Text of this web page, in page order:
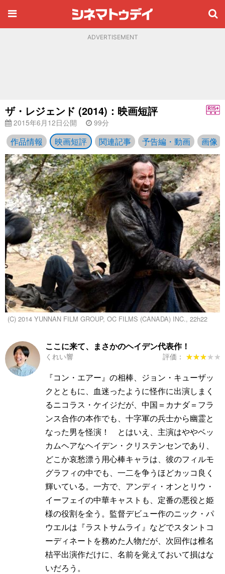
ADVERTISEMENT
ザ・レジェンド (2014)：映画短評
2015年6月12日公開 99分
作品情報 映画短評 関連記事 予告編・動画 画像
(C) 2014 YUNNAN FILM GROUP, OC FILMS (CANADA) INC., 22h22
ここに来て、まさかのヘイデン代表作！
くれい響 評価： ★★★★★
★★★★★
『コン・エアー』の相棒、ジョン・キューザッ
クとともに、血迷ったように怪作に出演しまく
るニコラス・ケイジだが、中国＝カナダ＝フラ
ンス合作の本作でも、十字軍の兵士から幽霊と
なった男を怪演！ とはいえ、主演はややベッ
カムヘアなヘイデン・クリステンセンであり、
どこか哀愁漂う用心棒キャラは、彼のフィルモ
グラフィの中でも、一二を争うほどカッコ良く
輝いている。一方で、アンディ・オンとリウ・
イーフェイの中華キャストも、定番の悪役と姫
様の役割を全う。監督デビュー作のニック・パ
ウエルは『ラストサムライ』などでスタントコ
ーディネートを務めた人物だが、次回作は椎名
桔平出演作だけに、名前を覚えておいて損はな
いだろう。